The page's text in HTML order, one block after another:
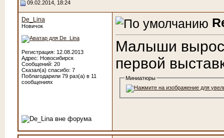
09.02.2014, 18:24
De_Lina
Новичок
Регистрация: 12.08.2013
Адрес: Новосибирск
Сообщений: 20
Сказал(а) спасибо: 7
Поблагодарили 79 раз(а) в 11
сообщениях
Малыши
первой
Миниатюры